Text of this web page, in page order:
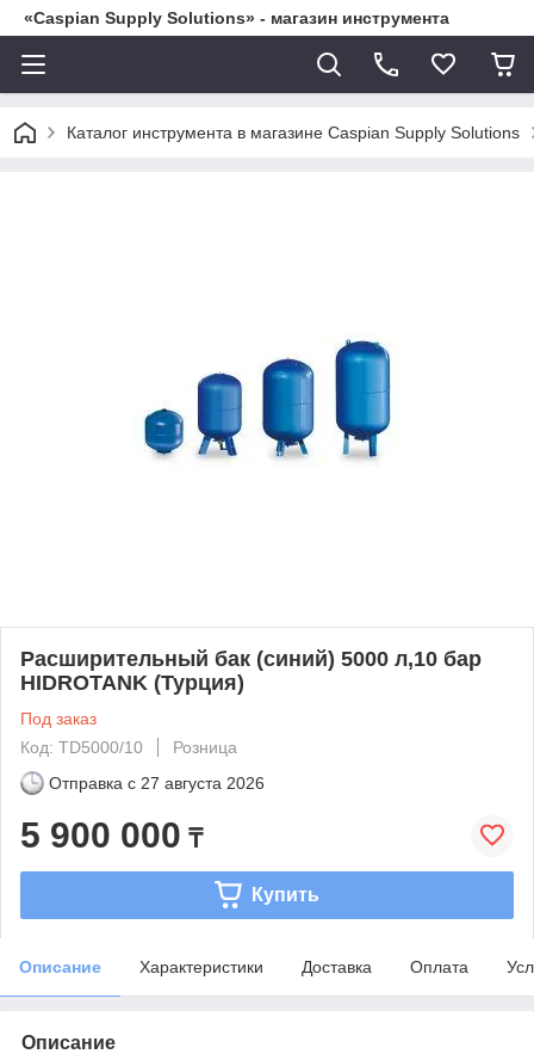
«Caspian Supply Solutions» - магазин инструмента
Каталог инструмента в магазине Caspian Supply Solutions
Расширительный бак (синий) 5000 л,10 бар
HIDROTANK (Турция)
Под заказ
Код: TD5000/10
Розница
Отправка с 27 августа 2026
5 900 000 ₸
Купить
Описание Характеристики Доставка Оплата
Описание